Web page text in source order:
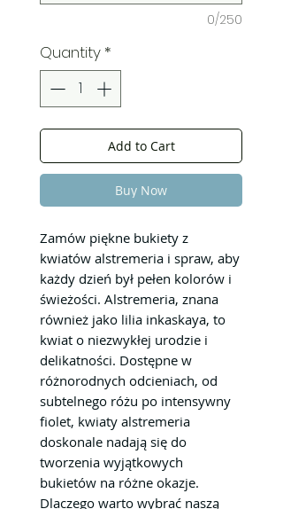
0/250
Quantity *
Add to Cart
Buy Now
Zamów piękne bukiety z
kwiatów alstremeria i spraw, aby
każdy dzień był pełen kolorów i
świeżości. Alstremeria, znana
również jako lilia inkaskaya, to
kwiat o niezwykłej urodzie i
delikatności. Dostępne w
różnorodnych odcieniach, od
subtelnego różu po intensywny
fiolet, kwiaty alstremeria
doskonale nadają się do
tworzenia wyjątkowych
bukietów na różne okazje.
Dlaczego warto wybrać naszą